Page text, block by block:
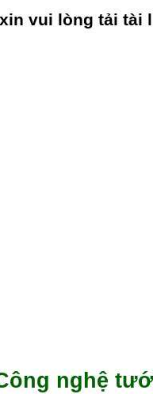
vui lòng tải tài
nghệ